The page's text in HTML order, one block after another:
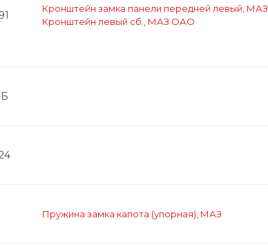
Кронштейн замка панели передней левый, МАЗ
Кронштейн левый сб., МАЗ ОАО
Пружина замка капота (упорная), МАЗ